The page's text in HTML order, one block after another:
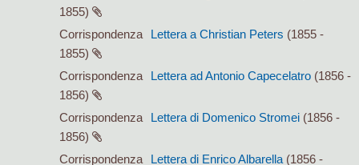
1855)
Corrispondenza
Lettera a Christian Peters (1855 -
1855)
Corrispondenza
Lettera ad Antonio Capecelatro (1856 -
1856)
Corrispondenza
Lettera di Domenico Stromei (1856 -
1856)
Corrispondenza
Lettera di Enrico Albarella (1856 -